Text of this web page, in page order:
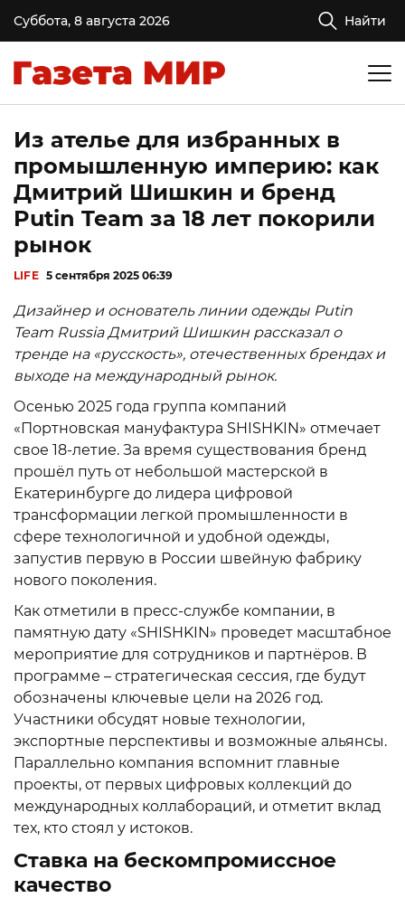
Суббота, 8 августа 2026 Найти
Из ателье для избранных в
промышленную империю: как
Дмитрий Шишкин и бренд
Putin Team за 18 лет покорили
рынок
LIFE 5 сентября 2025 06:39
Дизайнер и основатель линии одежды Putin
Team Russia Дмитрий Шишкин рассказал о
тренде на «русскость», отечественных брендах и
выходе на международный рынок.
Осенью 2025 года группа компаний
«Портновская мануфактура SHISHKIN» отмечает
свое 18-летие. За время существования бренд
прошёл путь от небольшой мастерской в
Екатеринбурге до лидера цифровой
трансформации легкой промышленности в
сфере технологичной и удобной одежды,
запустив первую в России швейную фабрику
нового поколения.
Как отметили в пресс-службе компании, в
памятную дату «SHISHKIN» проведет масштабное
мероприятие для сотрудников и партнёров. В
программе – стратегическая сессия, где будут
обозначены ключевые цели на 2026 год.
Участники обсудят новые технологии,
экспортные перспективы и возможные альянсы.
Параллельно компания вспомнит главные
проекты, от первых цифровых коллекций до
международных коллабораций, и отметит вклад
тех, кто стоял у истоков.
Ставка на бескомпромиссное
качество